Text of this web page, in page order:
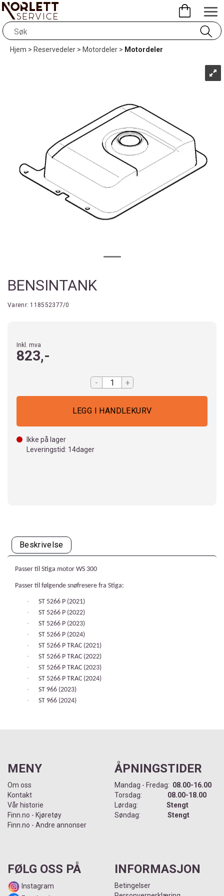
Hjem>Reservedeler>Motordeler> Motordeler
BENSINTANK
Varenr: 118552377/0
Inkl. mva
823,-
- +
Ikke på lager
Leveringstid: 14dager
Beskrivelse
Passer til Stiga motor WS 300
Passer til følgende snøfresere fra Stiga:
·
ST 5266 P (2021)
·
ST 5266 P (2022)
·
ST 5266 P (2023)
·
ST 5266 P (2024)
·
ST 5266 P TRAC (2021)
·
ST 5266 P TRAC (2022)
·
ST 5266 P TRAC (2023)
·
ST 5266 P TRAC (2024)
·
ST 966 (2023)
·
ST 966 (2024)
MENY
Om oss
Kontakt
Vår historie
Finn.no - Kjøretøy
Finn.no - Andre annonser
ÅPNINGSTIDER
Mandag - Fredag: 08.00-16.00
Torsdag: 08.00-18.00
Lørdag: Stengt
Søndag: Stengt
FØLG OSS PÅ
Instagram
INFORMASJON
Betingelser